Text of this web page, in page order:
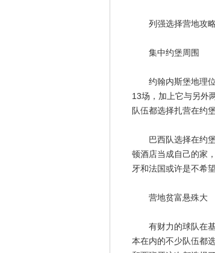
列强选择营地攻
集中约堡周围
约翰内斯堡地理位
13场，加上它与另外
队伍都选择扎营在约堡
巴西队选择在约堡
顿酒店当成自己的家
牙和法国或许是不希
营地贫富悬殊大
有财力的球队在基
本在内的不少队伍都